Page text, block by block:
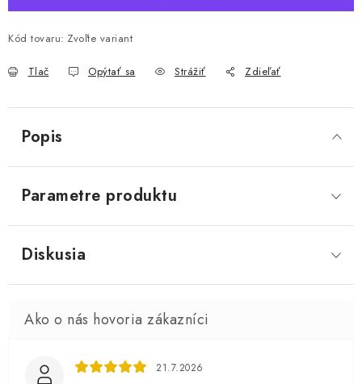
Kód tovaru: Zvoľte variant
Tlač Opýtať sa Strážiť Zdieľať
Popis
Parametre produktu
Diskusia
21.7.2026